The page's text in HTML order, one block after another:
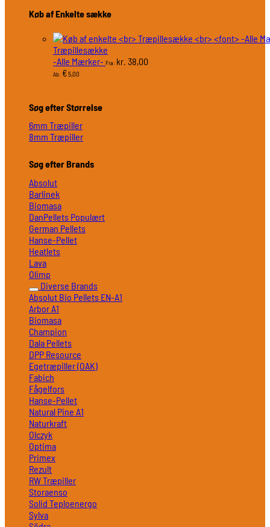
Køb af Enkelte sække
Træpillesække
-Alle Mærker- Fra: kr. 38,00
Ab: €5,00
Søg efter Størrelse
6mm Træpiller
8mm Træpiller
Søg efter Brands
Absolut
Barlinek
Biomasa
DanPellets
German Pellets
Hanse-Pellet
Heatlets
Lava
Olimp
Diverse Brands
Absolut Bio Pellets EN-A1
Arbor A1
Biomasa
Champion
Dala Pellets
DPP Resource
Egetræpiller (OAK)
Fabich
Fågelfors
Hanse-Pellet
Natural Pine A1
Naturkraft
Olczyk
Optima
Primex
Rezult
RW Træpiller
Storaenso
Solid Teploenergo
Sylva